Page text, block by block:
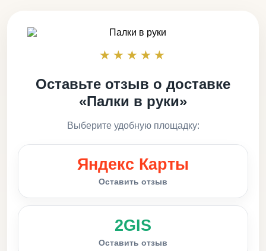
★★★★★
Оставьте отзыв о доставке
«Палки в руки»
Выберите удобную площадку:
Яндекс Карты
Оставить отзыв
2GIS
Оставить отзыв